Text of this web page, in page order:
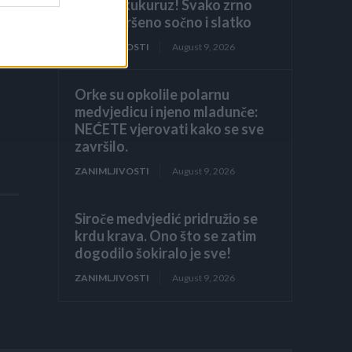
kuhate kukuruz! Svako zrno
biće savršeno sočno i slatko
ZANIMLJIVOSTI August 9, 2026
Orke su opkolile polarnu
medvjedicu i njeno mladunče:
NEĆETE vjerovati kako se sve
završilo.
ZANIMLJIVOSTI August 9, 2026
Siroče medvjedić pridružio se
krdu krava. Ono što se zatim
dogodilo šokiralo je sve!
ZANIMLJIVOSTI August 9, 2026